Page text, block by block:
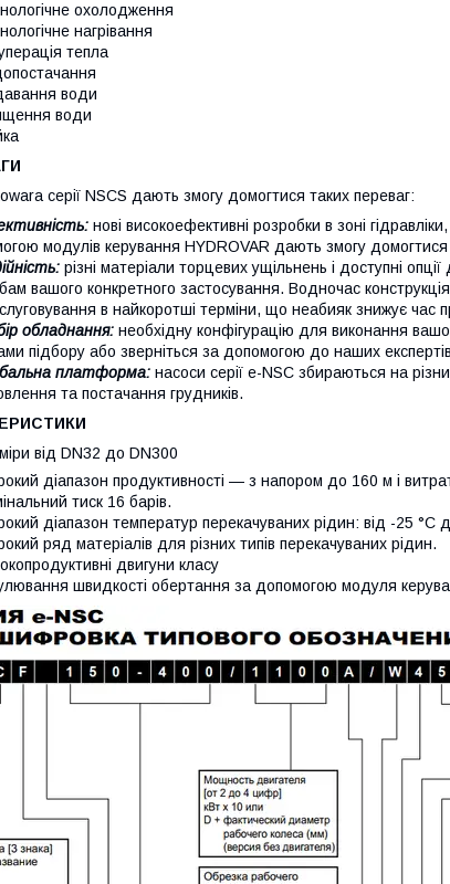
охолодження
нагрівання
тепла
води
води
серії NSCS дають змогу домогтися таких переваг:
нові високоефективні розробки в зоні
модулів керування HYDROVAR дають змогу домогтися
різні матеріали торцевих ущільнень і доступні
вашого конкретного застосування. Водночас
в найкоротші терміни, що неабияк знижує час
обладнання: необхідну конфігурацію для виконання
підбору або зверніться за допомогою до наших
платформа: насоси серії e-NSC збираються на
та постачання грудників.
від DN32 до DN300
діапазон продуктивності — з напором до 160 м і
тиск 16 барів.
діапазон температур перекачуваних рідин: від -25 °C
ряд матеріалів для різних типів перекачуваних рідин.
двигуни класу
швидкості обертання за допомогою модуля